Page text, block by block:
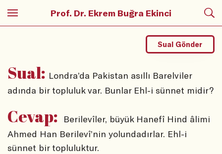
Prof. Dr. Ekrem Buğra Ekinci
Sual: Londra’da Pakistan asıllı Barelviler
adında bir topluluk var. Bunlar Ehl-i sünnet midir?
Sual Gönder
Cevap:
Berilevîler, büyük Hanefî Hind âlimi
Ahmed Han Berilevî’nin yolundadırlar. Ehl-i
sünnet bir topluluktur.